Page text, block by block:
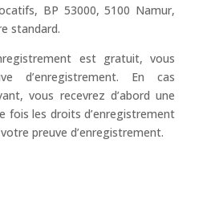
BP 53000, 5100 Namur,
standard.
est gratuit, vous
d’enregistrement. En cas
vous recevrez d’abord une
fois les droits d’enregistrement
preuve d’enregistrement.